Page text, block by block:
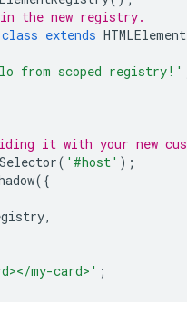
the new registry.
class extends HTMLElement
from scoped registry!'
it with your new
( '#host' );
({
,
my-card>' ;